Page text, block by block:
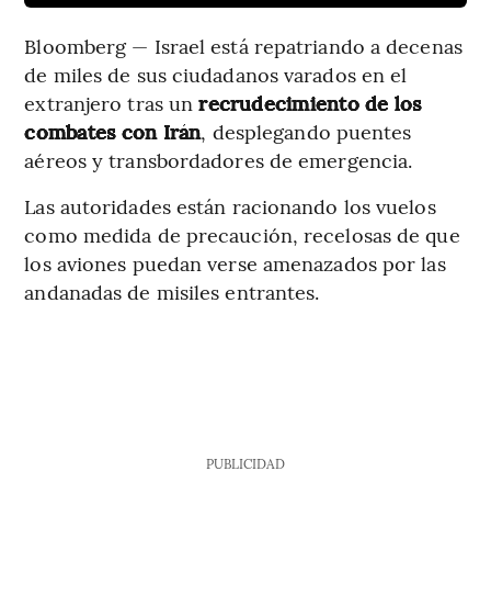
Bloomberg — Israel está repatriando a decenas
de miles de sus ciudadanos varados en el
extranjero tras unrecrudecimiento de los
combates con Irán, desplegando puentes
aéreos y transbordadores de emergencia.
Las autoridades están racionando los vuelos
como medida de precaución, recelosas de que
los aviones puedan verse amenazados por las
andanadas de misiles entrantes.
PUBLICIDAD